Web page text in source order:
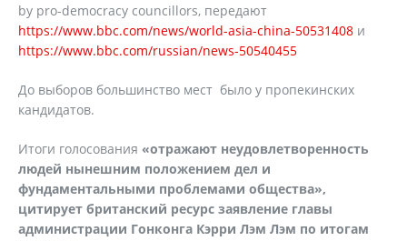
by pro-democracy councillors, передают
https://www.bbc.com/news/world-asia-china-50531408 и
https://www.bbc.com/russian/news-50540455
До выборов большинство мест было у пропекинских
кандидатов.
Итоги голосования «отражают неудовлетворенность
людей нынешним положением дел и
фундаментальными проблемами общества»,
цитирует британский ресурс заявление главы
администрации Гонконга Кэрри Лэм Лэм по итогам